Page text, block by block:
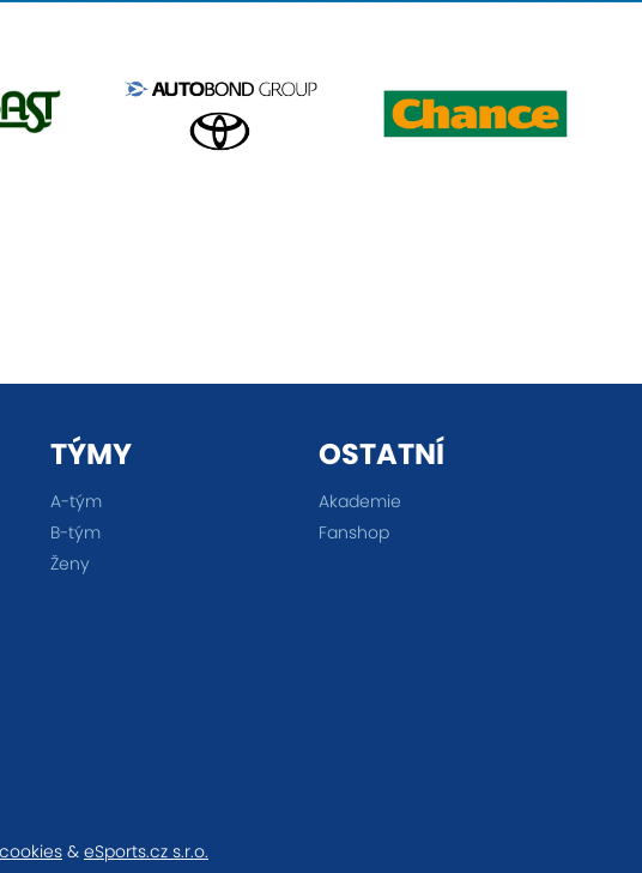
TÝMY
A-tým
B-tým
Ženy
OSTATNÍ
Akademie
Fanshop
& eSports.cz s.r.o.